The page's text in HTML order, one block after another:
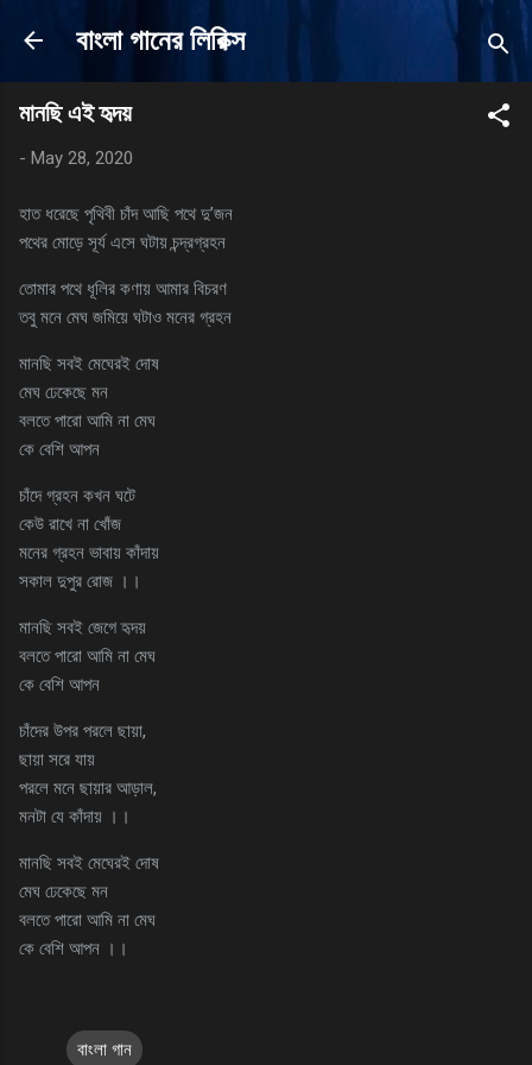
Skip to main content
বাংলা গানের লিরিক্স
মানছি এই হৃদয়
- May 28, 2020
হাত ধরেছে পৃথিবী চাঁদ আছি পথে দু’জন
পথের মোড়ে সূর্য এসে ঘটায় চন্দ্রগ্রহন
তোমার পথে ধূলির কণায় আমার বিচরণ
তবু মনে মেঘ জমিয়ে ঘটাও মনের গ্রহন
মানছি সবই মেঘেরই দোষ
মেঘ ঢেকেছে মন
বলতে পারো আমি না মেঘ
কে বেশি আপন
চাঁদে গ্রহন কখন ঘটে
কেউ রাখে না খোঁজ
মনের গ্রহন ভাবায় কাঁদায়
সকাল দুপুর রোজ ।।
মানছি সবই জেগে হৃদয়
বলতে পারো আমি না মেঘ
কে বেশি আপন
চাঁদের উপর পরলে ছায়া,
ছায়া সরে যায়
পরলে মনে ছায়ার আড়াল,
মনটা যে কাঁদায় ।।
মানছি সবই মেঘেরই দোষ
মেঘ ঢেকেছে মন
বলতে পারো আমি না মেঘ
কে বেশি আপন ।।
বাংলা গান